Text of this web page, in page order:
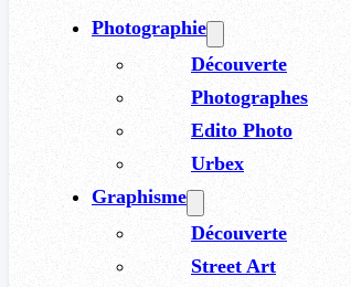
Photographie
Découverte
Photographes
Edito Photo
Urbex
Graphisme
Découverte
Street Art